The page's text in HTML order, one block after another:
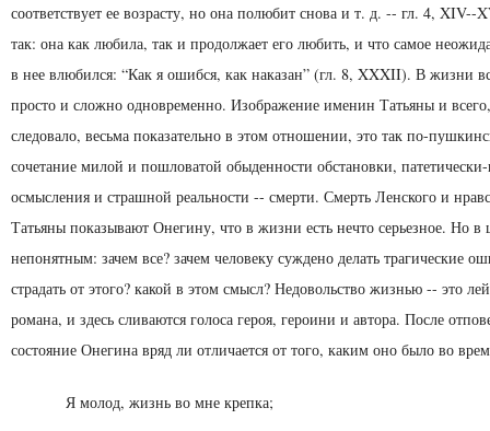
соответствует ее возрасту, но она полюбит снова и т. д. -- гл. 4,
так: она как любила, так и продолжает его любить, и что самое
в нее влюбился: “Как я ошибся, как наказан” (гл. 8, XXXII). В жизни
просто и сложно одновремен­но. Изображение именин Татьяны и
следовало, весьма показательно в этом отношении, это так по-
сочетание милой и пошловатой обыденности обстановки,
осмыс­ления и страшной реальности -- смерти. Смерть Ленского и
Татьяны показывают Онегину, что в жизни есть нечто серьезное. Но в
непонят­ным: зачем все? зачем человеку суждено делать трагические
страдать от этого? какой в этом смысл? Не­довольство жизнью -- это
романа, и здесь сливаются голоса героя, героини и автора. После
состояние Онегина вряд ли отличается от того, ка­ким оно было во
Я молод, жизнь во мне крепка;